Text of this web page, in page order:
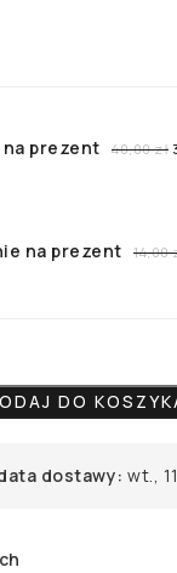
na prezent 40,00zł
na prezent 14,00
DO
dostawy: wt.,